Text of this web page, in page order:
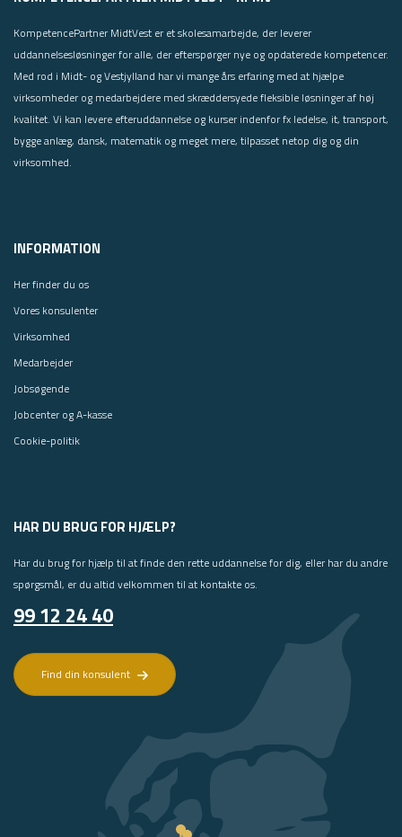
KompetencePartner MidtVest er et skolesamarbejde, der leverer
uddannelsesløsninger for alle, der efterspørger nye og opdaterede kompetencer.
Med rod i Midt- og Vestjylland har vi mange års erfaring med at hjælpe
virksomheder og medarbejdere med skræddersyede fleksible løsninger af høj
kvalitet. Vi kan levere efteruddannelse og kurser indenfor fx ledelse, it, transport,
bygge anlæg, dansk, matematik og meget mere, tilpasset netop dig og din
virksomhed.
INFORMATION
Her finder du os
Vores konsulenter
Virksomhed
Medarbejder
Jobsøgende
Jobcenter og A-kasse
Cookie-politik
HAR DU BRUG FOR HJÆLP?
Har du brug for hjælp til at finde den rette uddannelse for dig, eller har du andre
spørgsmål, er du altid velkommen til at kontakte os.
99 12 24 40
Find din konsulent